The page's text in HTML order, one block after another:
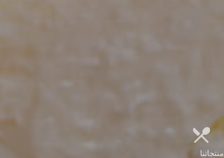
منتجاتنا